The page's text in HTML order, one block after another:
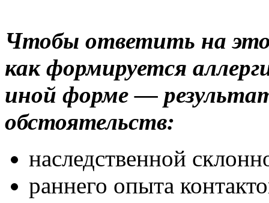
Чтобы ответить на
как формируется
иной форме —
обстоятельств:
наследственной
раннего опыта